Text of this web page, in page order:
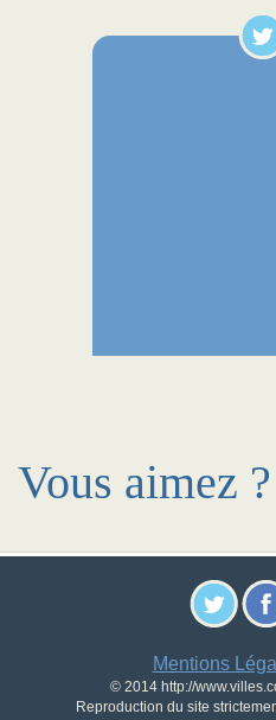
Vous aimez
Mentions
© 2014 http://
Reproduction du site